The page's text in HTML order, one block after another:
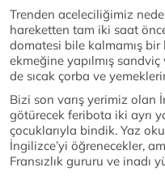
Trenden aceleciliğimiz
hareketten tam iki saat
domatesi bile kalmamış
ekmeğine yapılmış
de sıcak çorba ve
Bizi son varış yerimiz olan
götürecek feribota iki ayrı
çocuklarıyla bindik. Yaz
İngilizce’yi öğrenecekler,
Fransızlık gururu ve inadı